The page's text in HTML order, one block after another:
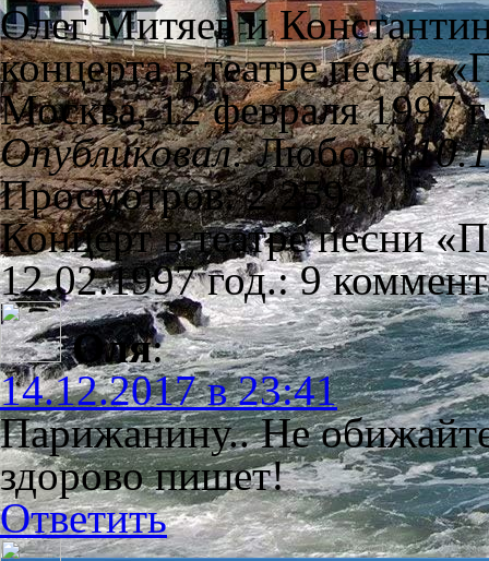
Олег Митяев и
концерта в театре песни
Москва, 12 февраля 1997
Опубликовал:Любовь
Просмотров: 2 259
Концерт в театре песни
12.02.1997 год.: 9
Оля:
14.12.2017 в 23:41
Парижанину.. Не
здорово пишет!
Ответить